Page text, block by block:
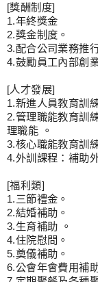
[獎酬制度]
1.年終獎金
2.獎金制度。
3.配合公司業務推
4.鼓勵員工內部創
[人才發展]
1.新進人員教育訓
2.管理職能教育訓
理職能 。
3.核心職能教育訓
4.外訓課程：補助
[福利類]
1.三節禮金。
2.結婚補助。
3.生育補助 。
4.住院慰問。
5.奠儀補助。
6.公會年會費用補